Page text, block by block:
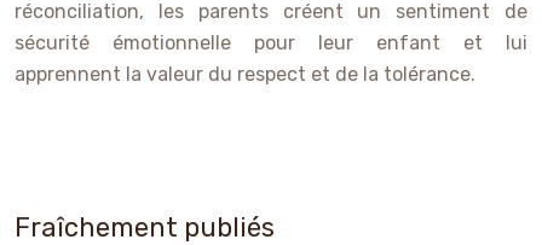
réconciliation, les parents créent un sentiment de
sécurité émotionnelle pour leur enfant et lui
apprennent la valeur du respect et de la tolérance.
Fraîchement publiés